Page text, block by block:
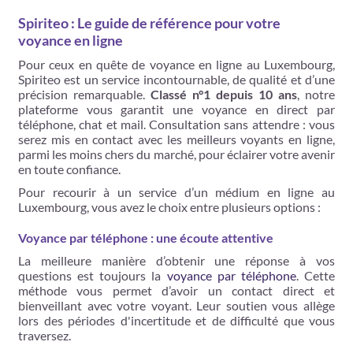
Spiriteo : Le guide de référence pour votre
voyance en ligne
Pour ceux en quête de voyance en ligne au Luxembourg,
Spiriteo est un service incontournable, de qualité et d’une
précision remarquable. Classé n°1 depuis 10 ans, notre
plateforme vous garantit une voyance en direct par
téléphone, chat et mail. Consultation sans attendre : vous
serez mis en contact avec les meilleurs voyants en ligne,
parmi les moins chers du marché, pour éclairer votre avenir
en toute confiance.
Pour recourir à un service d’un médium en ligne au
Luxembourg, vous avez le choix entre plusieurs options :
Voyance par téléphone : une écoute attentive
La meilleure manière d’obtenir une réponse à vos
questions est toujours la voyance par téléphone. Cette
méthode vous permet d’avoir un contact direct et
bienveillant avec votre voyant. Leur soutien vous allège
lors des périodes d'incertitude et de difficulté que vous
traversez.